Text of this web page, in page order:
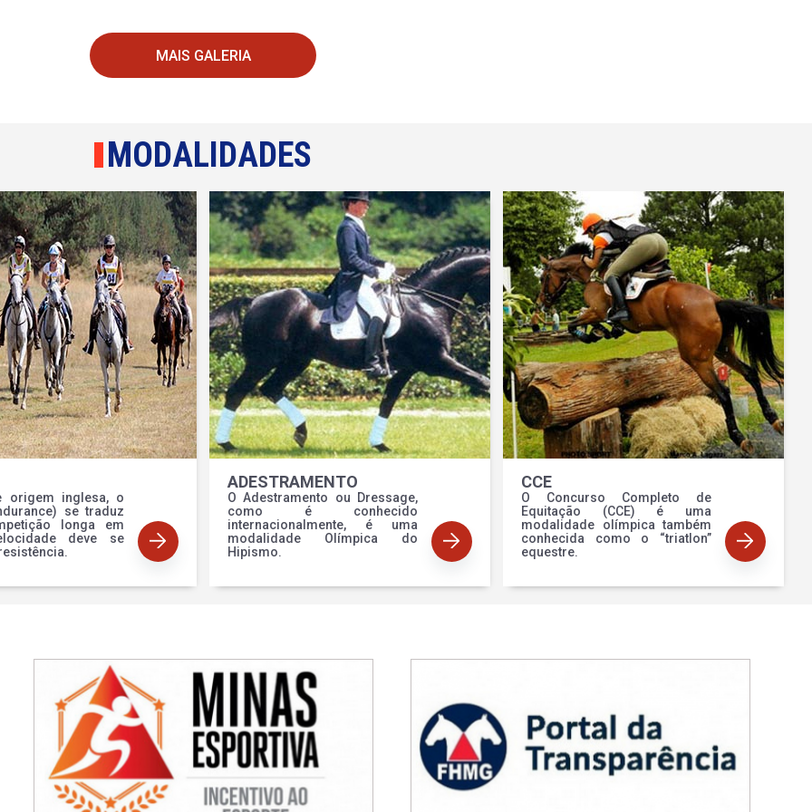
MAIS GALERIA
MODALIDADES
origem inglesa, o
se traduz
longa em
deve se
ADESTRAMENTO
O Adestramento ou Dressage,
como é conhecido
internacionalmente, é uma
modalidade Olímpica do
Hipismo.
CCE
O Concurso Completo de
Equitação (CCE) é uma
modalidade olímpica também
conhecida como o “triatlon”
equestre.